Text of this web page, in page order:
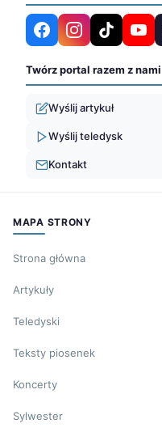
Twórz portal razem z nami
Wyślij artykuł
Wyślij teledysk
Kontakt
MAPA STRONY
Strona główna
Artykuły
Teledyski
Teksty piosenek
Koncerty
Sylwester